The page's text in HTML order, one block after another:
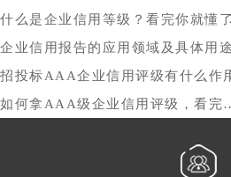
什么是企业信用等级？看完你就懂
企业信用报告的应用领域及具体用
招投标AAA企业信用评级有什么作
如何拿AAA级企